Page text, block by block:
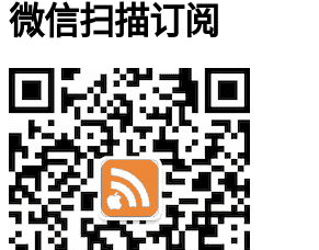
微信扫描订阅